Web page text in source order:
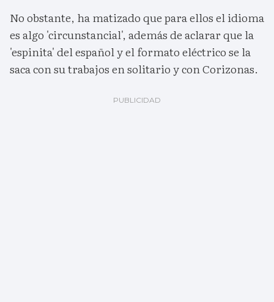
No obstante, ha matizado que para ellos el idioma
es algo 'circunstancial', además de aclarar que la
'espinita' del español y el formato eléctrico se la
saca con su trabajos en solitario y con Corizonas.